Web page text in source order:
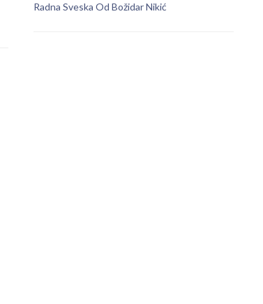
Radna Sveska Od Božidar Nikić